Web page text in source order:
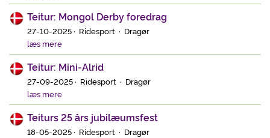
Teitur: Mongol Derby foredrag
27-10-2025 · Ridesport · Dragør
læs mere
Teitur: Mini-Alrid
27-09-2025 · Ridesport · Dragør
læs mere
Teiturs 25 års jubilæumsfest
18-05-2025 · Ridesport · Dragør